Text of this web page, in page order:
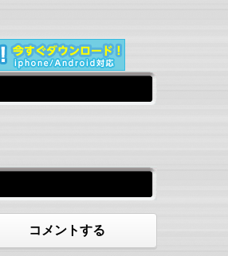
コメントする